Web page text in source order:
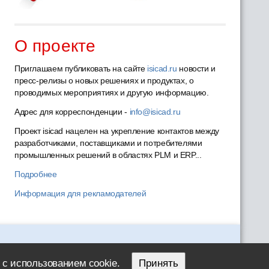
О проекте
Приглашаем публиковать на сайте isicad.ru новости и
пресс-релизы о новых решениях и продуктах, о
проводимых мероприятиях и другую информацию.
Адрес для корреспонденции - info@isicad.ru
Проект isicad нацелен на укрепление контактов между
разработчиками, поставщиками и потребителями
промышленных решений в областях PLM и ERP...
Подробнее
Информация для рекламодателей
использованием cookie. Принять